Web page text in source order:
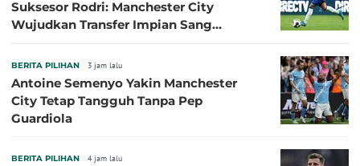
Suksesor Rodri: Manchester City
Wujudkan Transfer Impian Sang
BERITA PILIHAN 3 jam lalu
Antoine Semenyo Yakin Manchester
City Tetap Tangguh Tanpa Pep
Guardiola
BERITA PILIHAN 4 jam lalu